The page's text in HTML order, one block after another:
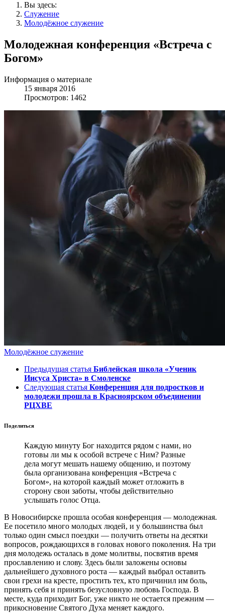
Вы здесь:
Служение
Молодёжное служение
Молодежная конференция «Встреча с
Богом»
Информация о материале
15 января 2016
Просмотров: 1462
Молодёжное служение
Предыдущая статья Библейская школа «Ученик
Иисуса Христа» в Смоленске
Следующая статья Конференция для подростков и
молодежи прошла в Красноярском объединении
РЦХВЕ
Поделиться
Каждую минуту Бог находится рядом с нами, но
готовы ли мы к особой встрече с Ним? Разные
дела могут мешать нашему общению, и поэтому
была организована конференция «Встреча с
Богом», на которой каждый может отложить в
сторону свои заботы, чтобы действительно
услышать голос Отца.
В Новосибирске прошла особая конференция — молодежная.
Ее посетило много молодых людей, и у большинства был
только один смысл поездки — получить ответы на десятки
вопросов, рождающихся в головах нового поколения. На три
дня молодежь осталась в доме молитвы, посвятив время
прославлению и слову. Здесь были заложены основы
дальнейшего духовного роста — каждый выбрал оставить
свои грехи на кресте, простить тех, кто причинил им боль,
принять себя и принять безусловную любовь Господа. В
месте, куда приходит Бог, уже никто не остается прежним —
прикосновение Святого Духа меняет каждого.